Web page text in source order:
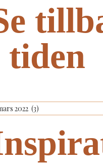
tiden